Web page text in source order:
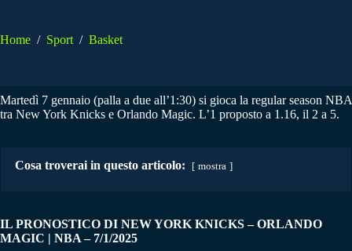
Home / Sport / Basket
Martedì 7 gennaio (palla a due all’1:30) si gioca la regular season NBA
tra New York Knicks e Orlando Magic. L’1 proposto a 1.16, il 2 a 5.
Cosa troverai in questo articolo: mostra
IL PRONOSTICO DI NEW YORK KNICKS – ORLANDO
MAGIC | NBA – 7/1/2025